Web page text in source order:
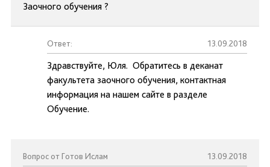
Заочного обучения ?
Ответ: 13.09.2018
Здравствуйте, Юля. Обратитесь в деканат
факультета заочного обучения, контактная
информация на нашем сайте в разделе
Обучение.
Вопрос от Готов Ислам 13.09.2018